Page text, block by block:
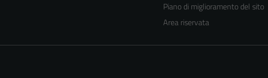
Piano di miglioramento del sito
Area riservata